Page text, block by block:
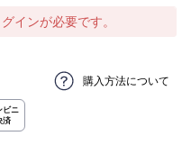
インが必要です。
購入方法について